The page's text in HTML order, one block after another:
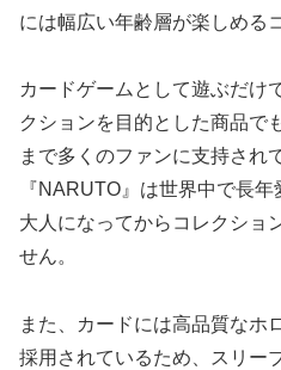
には幅広い年齢層が楽しめる
カードゲームとして遊ぶだけ
クションを目的とした商品で
まで多くのファンに支持され
『NARUTO』は世界中で長年
大人になってからコレクショ
せん。
また、カードには高品質なホ
採用されているため、スリー